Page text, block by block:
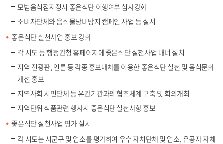
모범음식점지정시 좋은식단 이행여부 심사강화
소비자단체와 음식물낭비방지 캠페인 사업 등 실시
좋은식단 실천사업 홍보 강화
각 시도 등 행정관청 홈페이지에 좋은식단 실천사업 배너 설치
지역 전광판, 언론 등 각종 홍보매체를 이용한 좋은식단 실천 및 음식문화
개선 홍보
지역사회 시민단체 등 유관기관과의 협조체계 구축 및 회의개최
지역단위 식품관련 행사시 좋은식단 실천사항 홍보
좋은식단 실천사업 평가 실시
각 시도는 시군구 및 업소를 평가하여 우수 자치단체 및 업소, 유공자 자체